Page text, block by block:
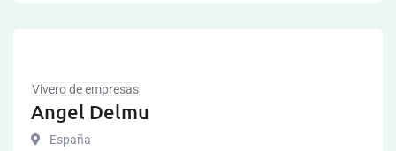
Vivero de empresas
Angel Delmu
España